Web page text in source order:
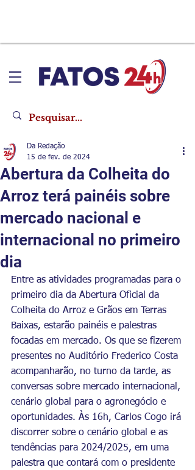
Abertura da Colheita do
Arroz terá painéis sobre
mercado nacional e
internacional no primeiro
dia
Da Redação
15 de fev. de 2024
Entre as atividades programadas para o
primeiro dia da Abertura Oficial da
Colheita do Arroz e Grãos em Terras
Baixas, estarão painéis e palestras
focadas em mercado. Os que se fizerem
presentes no Auditório Frederico Costa
acompanharão, no turno da tarde, as
conversas sobre mercado internacional,
cenário global para o agronegócio e
oportunidades. Às 16h, Carlos Cogo irá
discorrer sobre o cenário global e as
tendências para 2024/2025, em uma
palestra que contará com o presidente